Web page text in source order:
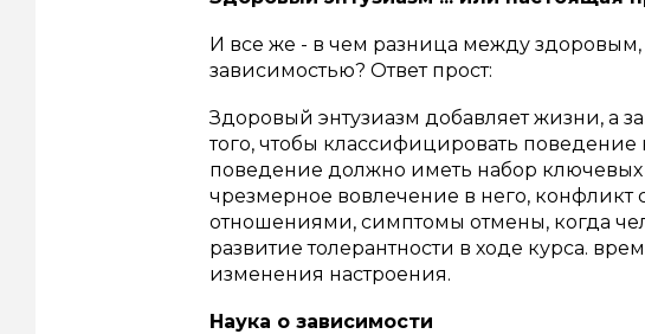
И все же - в чем разница между
зависимостью? Ответ прост:
Здоровый энтузиазм добавляет жизни, а
того, чтобы классифицировать
поведение должно иметь набор ключевых
чрезмерное вовлечение в него,
отношениями, симптомы отмены, когда
развитие толерантности в ходе курса.
изменения настроения.
Наука о зависимости